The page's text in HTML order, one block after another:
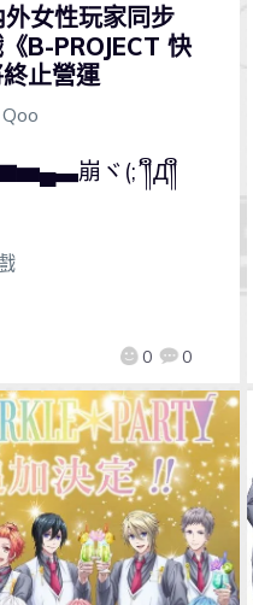
外女性玩家同步
B-PROJECT 快
止營運
0 0
崩ヾ(;´༎ຶД༎ຶ